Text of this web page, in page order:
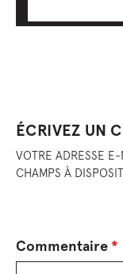
ÉCRIVEZ UN
VOTRE ADRESSE
CHAMPS À
Commentaire *